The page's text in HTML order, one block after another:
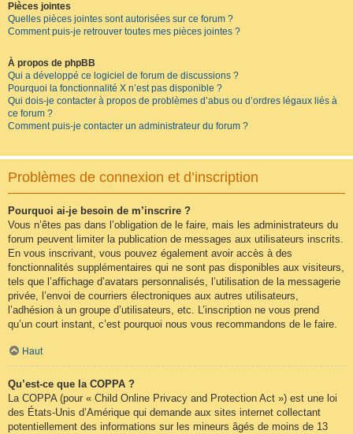
Pièces jointes
Quelles pièces jointes sont autorisées sur ce forum ?
Comment puis-je retrouver toutes mes pièces jointes ?
À propos de phpBB
Qui a développé ce logiciel de forum de discussions ?
Pourquoi la fonctionnalité X n’est pas disponible ?
Qui dois-je contacter à propos de problèmes d’abus ou d’ordres légaux liés à
ce forum ?
Comment puis-je contacter un administrateur du forum ?
Problèmes de connexion et d’inscription
Pourquoi ai-je besoin de m’inscrire ?
Vous n’êtes pas dans l’obligation de le faire, mais les administrateurs du
forum peuvent limiter la publication de messages aux utilisateurs inscrits.
En vous inscrivant, vous pouvez également avoir accès à des
fonctionnalités supplémentaires qui ne sont pas disponibles aux visiteurs,
tels que l’affichage d’avatars personnalisés, l’utilisation de la messagerie
privée, l’envoi de courriers électroniques aux autres utilisateurs,
l’adhésion à un groupe d’utilisateurs, etc. L’inscription ne vous prend
qu’un court instant, c’est pourquoi nous vous recommandons de le faire.
Haut
Qu’est-ce que la COPPA ?
La COPPA (pour « Child Online Privacy and Protection Act ») est une loi
des États-Unis d’Amérique qui demande aux sites internet collectant
potentiellement des informations sur les mineurs âgés de moins de 13